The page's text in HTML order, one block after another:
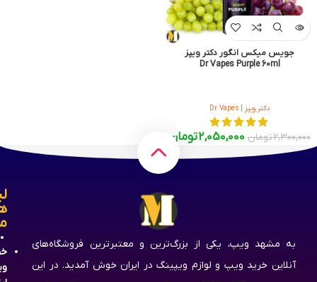
جویس میکس انگور دکتر ویپز
Dr Vapes Purple 60ml
دکتر ویپز | Dr Vapes
2,300,000تومان 2,050,000تومان
به مشهد ویپ، یکی از بزرگ‌ترین و معتبرترین فروشگاه‌های
آنلاین خرید ویپ و لوازم ویپینگ در ایران خوش آمدید. در این